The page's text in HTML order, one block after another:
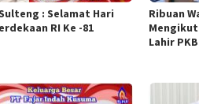
: Selamat Hari
RI Ke -81
Ribuan
Lahir PKB